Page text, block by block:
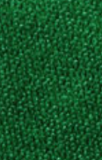
ottenere diversi